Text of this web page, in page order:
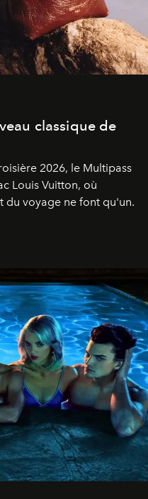
classique de
2026, le Multipass
Louis Vuitton, où
du voyage ne font qu'un.